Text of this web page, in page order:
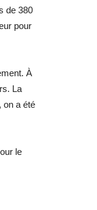
de 380
pour
À
La
on a été
le